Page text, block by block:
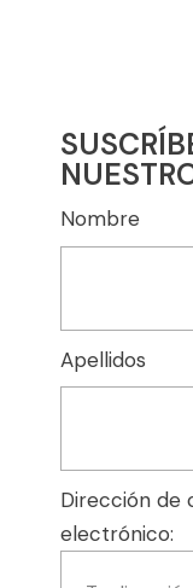
Nombre
Apellidos
Dirección de
electrónico: